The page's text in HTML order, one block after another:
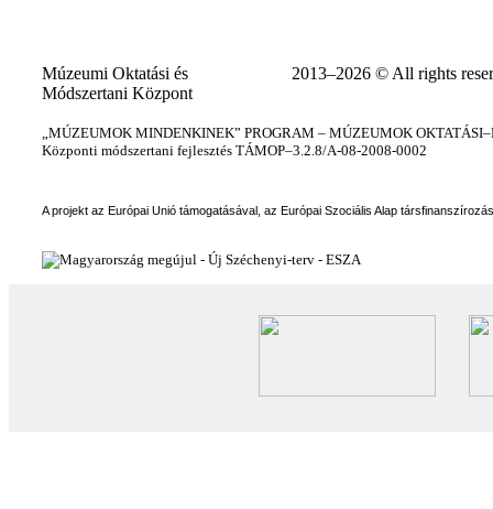
Múzeumi Oktatási és
Módszertani Központ
2013–2026 © All rights
„MÚZEUMOK MINDENKINEK” PROGRAM – MÚZEUMOK
Központi módszertani fejlesztés TÁMOP–3.2.8/A-08-2008-0002
A projekt az Európai Unió támogatásával, az Európai Szociális Alap